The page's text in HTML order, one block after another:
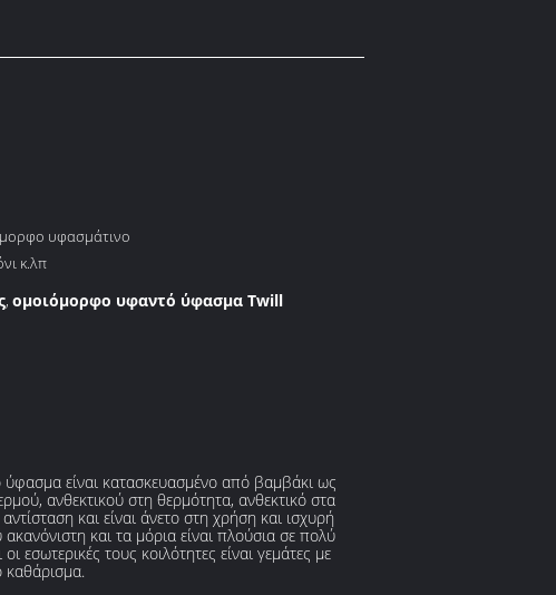
υφασμάτινο
κ.λπ
, ομοιόμορφο υφαντό ύφασμα Twill
είναι κατασκευασμένο από βαμβάκι ως
ανθεκτικού στη θερμότητα, ανθεκτικό στα
και είναι άνετο στη χρήση και ισχυρή
και τα μόρια είναι πλούσια σε πολύ
εσωτερικές τους κοιλότητες είναι γεμάτες με
καθάρισμα.